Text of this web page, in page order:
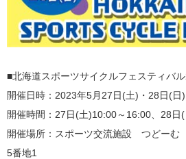
■北海道スポーツサイクルフェスティバ
開催日時：2023年5月27日(土)・28日(日)
開催時間：27日(土)10:00～16:00、28日
開催場所：スポーツ交流施設 つどーむ
5番地1